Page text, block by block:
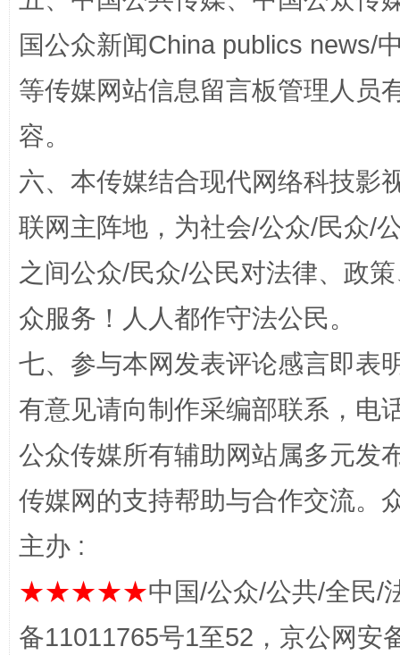
招工难、用工荒背后
网上购药对药下症？
国公众新闻China publics news/
等传媒网站信息留言板管理人员
容。
六、本传媒结合现代网络科技影
联网主阵地，为社会/公众/民众/
之间公众/民众/公民对法律、政
众服务！人人都作守法公民。
七、参与本网发表评论感言即表
有意见请向制作采编部联系，电
公众传媒所有辅助网站属多元发
传媒网的支持帮助与合作交流。
主办 :
★★★★★中国/公众/公共/全民/
备11011765号1至52，京公网安